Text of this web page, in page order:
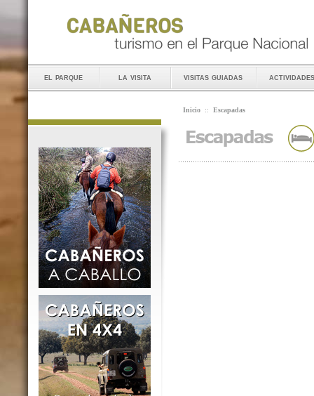
el parque la visita visitas guiadas actividades
Inicio :: Escapadas